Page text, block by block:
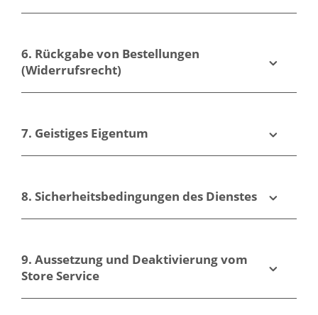
6. Rückgabe von Bestellungen
(Widerrufsrecht)
7. Geistiges Eigentum
8. Sicherheitsbedingungen des Dienstes
9. Aussetzung und Deaktivierung vom
Store Service